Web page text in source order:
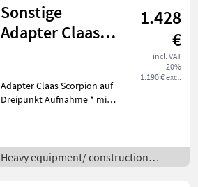
Sonstige
Adapter Claas
Aufnahme
1.428
€
incl. VAT
20%
1.190 € excl.
Adapter Claas Scorpion auf
Dreipunkt Aufnahme * mit
Anhängekupplung *
Eigengewicht ca. 190 kg *
Heavy equipment/ construction
machines /